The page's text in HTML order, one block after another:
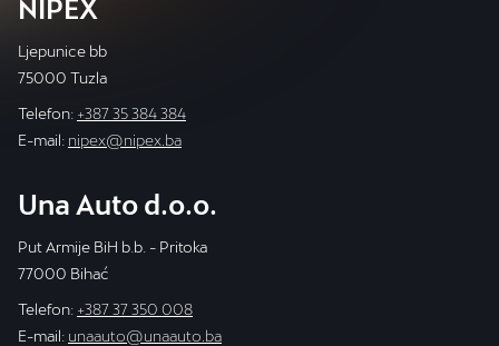
NIPEX
Ljepunice bb
75000 Tuzla
Telefon: +387 35 384 384
E-mail: nipex@nipex.ba
Una Auto d.o.o.
Put Armije BiH b.b. - Pritoka
77000 Bihać
Telefon: +387 37 350 008
E-mail: unaauto@unaauto.ba